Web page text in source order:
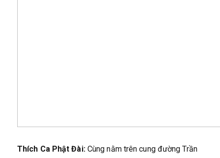
Thích Ca Phật Đài: Cùng nằm trên cung đường Trần